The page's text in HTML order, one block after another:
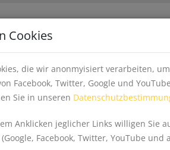
Cookies
die wir anonmyisiert verarbeiten,
Facebook, Twitter, Google und
Sie in unseren
Anklicken jeglicher Links willigen Sie
Facebook, Twitter, YouTube und
EINKAUFEN, WIRTSCHAFT &